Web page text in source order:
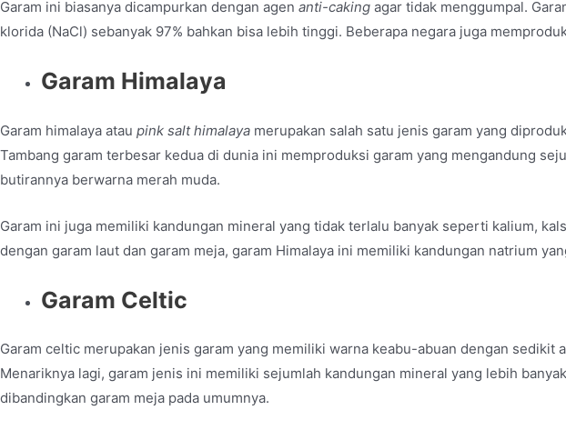
Garam ini biasanya dicampurkan dengan agen anti-caking agar tidak menggumpal.
klorida (NaCl) sebanyak 97% bahkan bisa lebih tinggi. Beberapa negara juga
Garam Himalaya
Garam himalaya atau pink salt himalaya merupakan salah satu jenis garam yang
Tambang garam terbesar kedua di dunia ini memproduksi garam yang mengandung
butirannya berwarna merah muda.
Garam ini juga memiliki kandungan mineral yang tidak terlalu banyak seperti kalium,
dengan garam laut dan garam meja, garam Himalaya ini memiliki kandungan natrium
Garam Celtic
Garam celtic merupakan jenis garam yang memiliki warna keabu-abuan dengan sedikit
Menariknya lagi, garam jenis ini memiliki sejumlah kandungan mineral yang lebih
dibandingkan garam meja pada umumnya.